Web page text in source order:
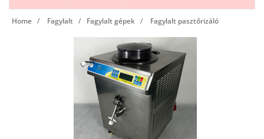
Home Fagylalt Fagylalt gépek Fagylalt pasztőrizáló